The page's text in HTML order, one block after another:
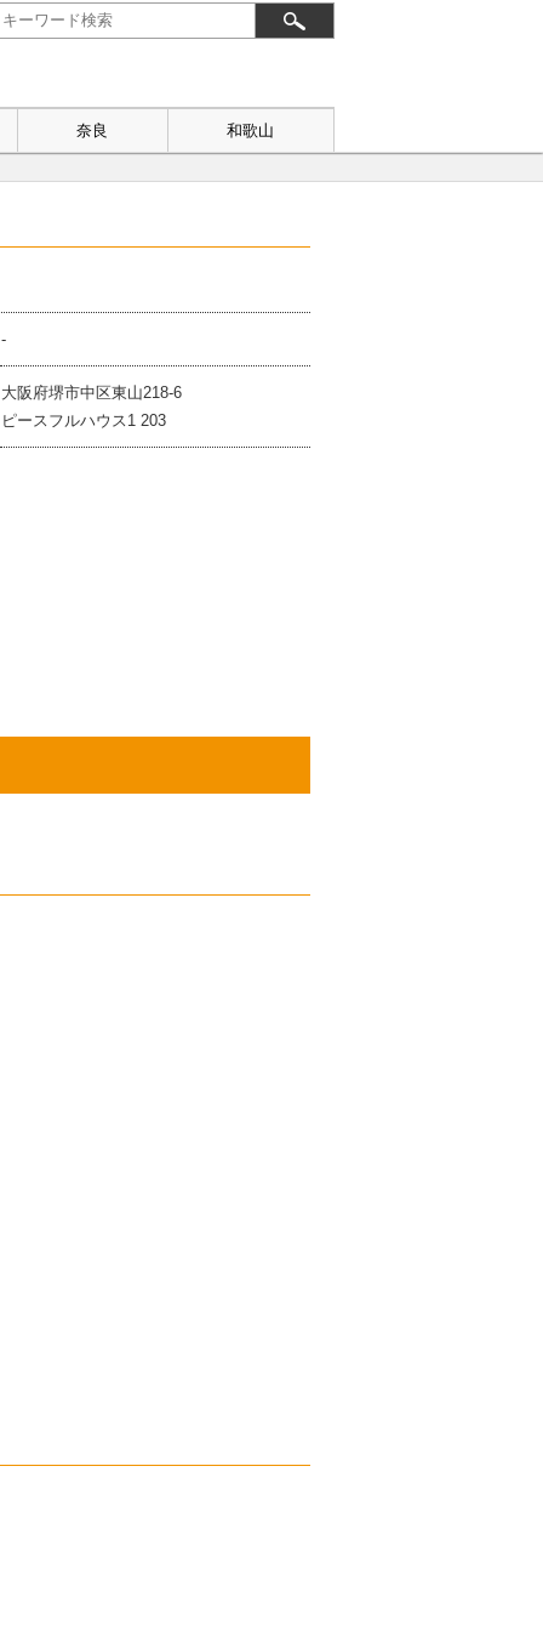
奈良 和歌山
-
大阪府堺市中区東山218-6
ピースフルハウス1 203